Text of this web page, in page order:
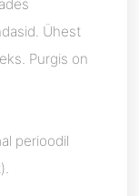
Ühest
Purgis on
perioodil